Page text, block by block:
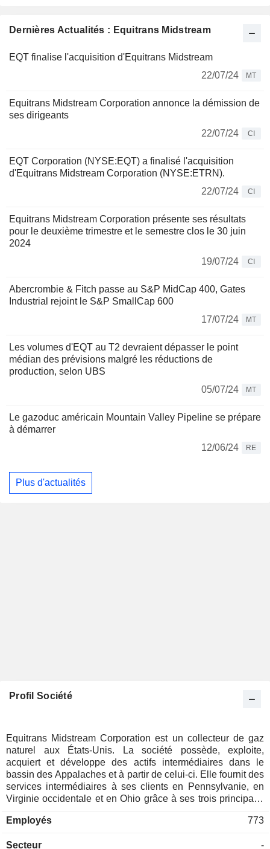
Dernières Actualités : Equitrans Midstream
EQT finalise l'acquisition d'Equitrans Midstream
22/07/24
MT
Equitrans Midstream Corporation annonce la démission de
ses dirigeants
22/07/24
CI
EQT Corporation (NYSE:EQT) a finalisé l'acquisition
d'Equitrans Midstream Corporation (NYSE:ETRN).
22/07/24
CI
Equitrans Midstream Corporation présente ses résultats
pour le deuxième trimestre et le semestre clos le 30 juin
2024
19/07/24
CI
Abercrombie & Fitch passe au S&P MidCap 400, Gates
Industrial rejoint le S&P SmallCap 600
17/07/24
MT
Les volumes d'EQT au T2 devraient dépasser le point
médian des prévisions malgré les réductions de
production, selon UBS
05/07/24
MT
Le gazoduc américain Mountain Valley Pipeline se prépare
à démarrer
12/06/24
RE
Plus d'actualités
Profil Société
Equitrans Midstream Corporation est un collecteur de gaz
naturel aux États-Unis. La société possède, exploite,
acquiert et développe des actifs intermédiaires dans le
bassin des Appalaches et à partir de celui-ci. Elle fournit des
services intermédiaires à ses clients en Pennsylvanie, en
Virginie occidentale et en Ohio grâce à ses trois principaux
réseau d'eau. La société exerce ses activités dans trois
collecte comprend principalement des réseaux de collecte
Employés 773
Secteur -